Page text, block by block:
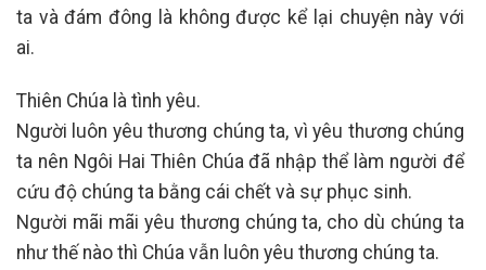
ta và đám đông là không được kể lại chuyện này với
ai.
Thiên Chúa là tình yêu.
Người luôn yêu thương chúng ta, vì yêu thương chúng
ta nên Ngôi Hai Thiên Chúa đã nhập thể làm người để
cứu độ chúng ta bằng cái chết và sự phục sinh.
Người mãi mãi yêu thương chúng ta, cho dù chúng ta
như thế nào thì Chúa vẫn luôn yêu thương chúng ta.